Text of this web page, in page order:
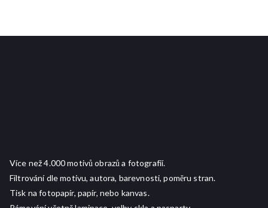
Více než 4.000 motivů obrazů a fotografií.
Filtrování dle motivu, autora, barevnosti, poměru stran.
Tisk na fotopapír, papír, nebo kanvas.